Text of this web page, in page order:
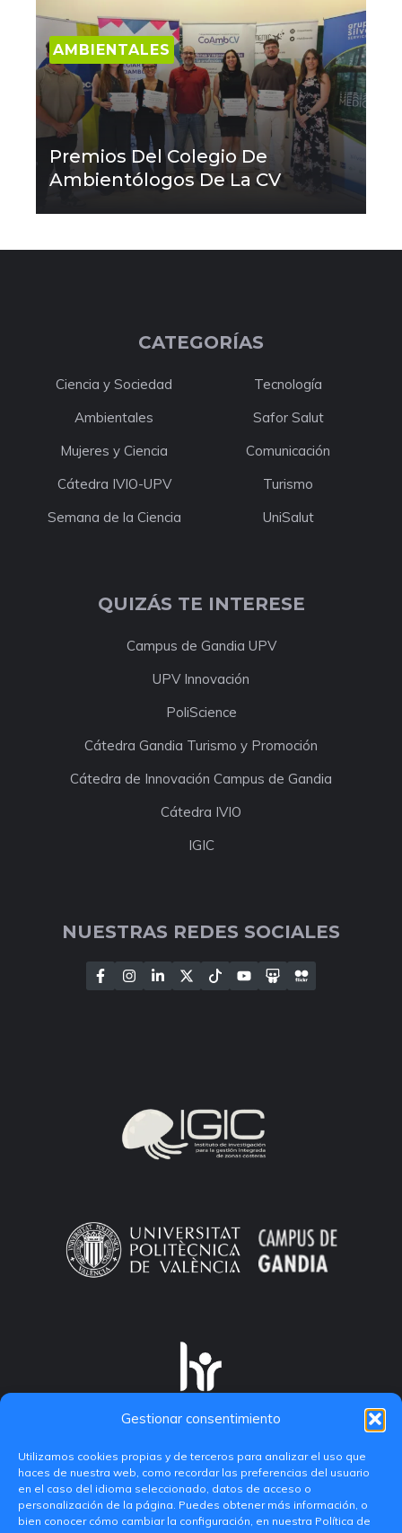
Gestionar consentimiento
Utilizamos cookies propias y de terceros para analizar el uso que
haces de nuestra web, como recordar las preferencias del usuario
en el caso del idioma seleccionado, datos de acceso o
personalización de la página. Puedes obtener más información, o
bien conocer cómo cambiar la configuración, en nuestra Política de
AMBIENTALES
Premios Del Colegio De
Ambientólogos De La CV
CATEGORÍAS
Ciencia y Sociedad
Tecnología
Ambientales
Safor Salut
Mujeres y Ciencia
Comunicación
Cátedra IVIO-UPV
Turismo
Semana de la Ciencia
UniSalut
QUIZÁS TE INTERESE
Campus de Gandia UPV
UPV Innovación
PoliScience
Cátedra Gandia Turismo y Promoción
Cátedra de Innovación Campus de Gandia
Cátedra IVIO
IGIC
NUESTRAS REDES SOCIALES